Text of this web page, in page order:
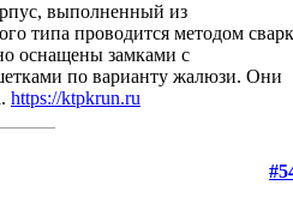
выполненный из
типа проводится методом
оснащены замками с
по варианту жалюзи. Они
https://ktpkrun.ru